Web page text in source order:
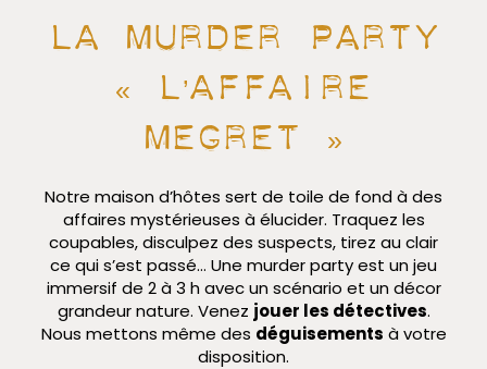
La murder party
« L’affaire
MEgret »
Notre maison d’hôtes sert de toile de fond à des
affaires mystérieuses à élucider. Traquez les
coupables, disculpez des suspects, tirez au clair
ce qui s’est passé… Une murder party est un jeu
immersif de 2 à 3 h avec un scénario et un décor
grandeur nature. Venez jouer les détectives.
Nous mettons même des déguisements à votre
disposition.